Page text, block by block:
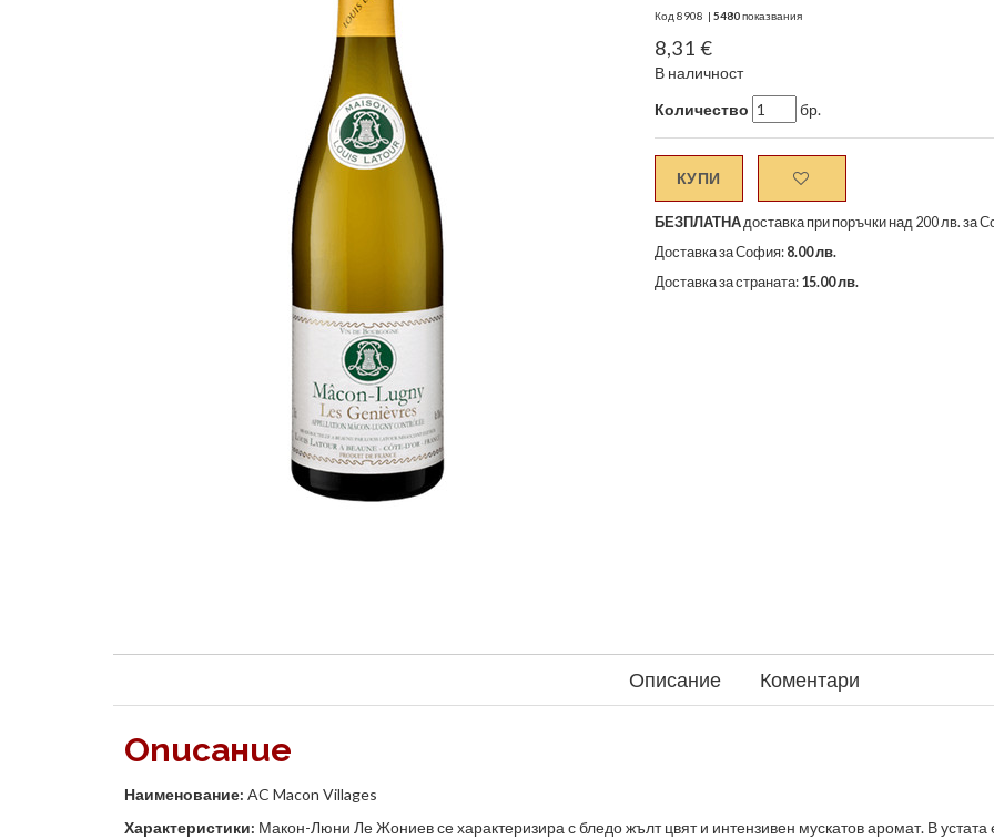
Код 8908 | 5480показвания
8,31 €
В наличност
Количество
бр.
КУПИ
БЕЗПЛАТНАдоставка при поръчки над 200 лв. за
Доставка за София: 8.00 лв.
Доставка за страната: 15.00 лв.
Описание Коментари
Описание
Наименование: AC Macon Villages
Характеристики: Макон-Люни Ле Жониев се характеризира с бледо жълт цвят и интензивен мускатов аромат. В устата